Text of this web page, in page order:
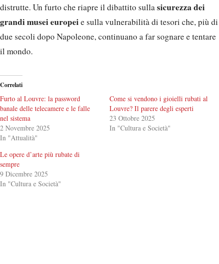
distrutte. Un furto che riapre il dibattito sullasicurezza dei
grandi musei europeie sulla vulnerabilità di tesori che, più di
due secoli dopo Napoleone, continuano a far sognare e tentare
il mondo.
Correlati
Furto al Louvre: la password
banale delle telecamere e le falle
nel sistema
2 Novembre 2025
In "Attualità"
Come si vendono i gioielli rubati al
Louvre? Il parere degli esperti
23 Ottobre 2025
In "Cultura e Società"
Le opere d’arte più rubate di
sempre
9 Dicembre 2025
In "Cultura e Società"